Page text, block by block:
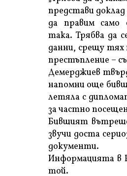
представи
да правим само
така. Трябва да
данни, срещу тях
престъпление –
Демерджиев
напомни още
летяла с
за частно
Бившият
звучи доста
документи.
Информацията в
той.